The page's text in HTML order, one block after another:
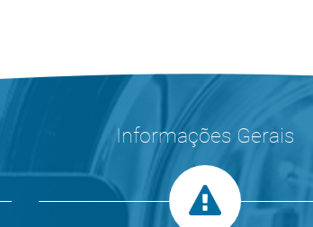
Informações Gerais